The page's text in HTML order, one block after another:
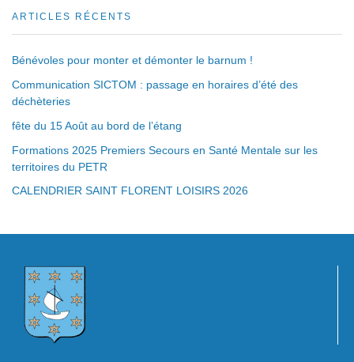
ARTICLES RÉCENTS
Bénévoles pour monter et démonter le barnum !
Communication SICTOM : passage en horaires d’été des
déchèteries
fête du 15 Août au bord de l’étang
Formations 2025 Premiers Secours en Santé Mentale sur les
territoires du PETR
CALENDRIER SAINT FLORENT LOISIRS 2026